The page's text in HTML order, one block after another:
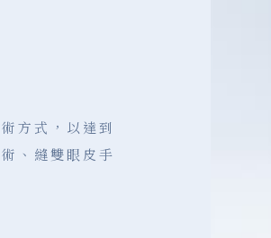
方式，以達到
、縫雙眼皮手